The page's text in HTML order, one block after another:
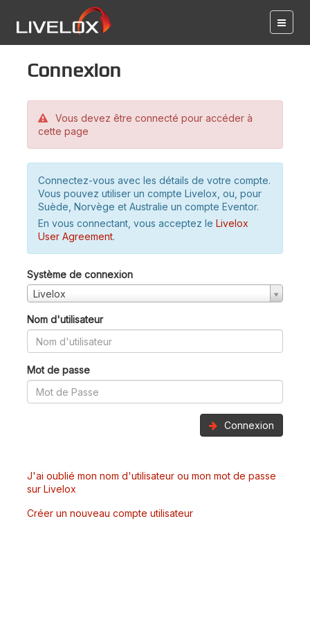
Connexion
Vous devez être connecté pour accéder à
cette page
Connectez-vous avec les détails de votre compte.
Vous pouvez utiliser un compte Livelox, ou, pour
Suède, Norvège et Australie un compte Eventor.
En vous connectant, vous acceptez le Livelox
User Agreement.
Système de connexion
Livelox
Nom d'utilisateur
Mot de passe
Connexion
J'ai oublié mon nom d'utilisateur ou mon mot de passe
sur Livelox
Créer un nouveau compte utilisateur